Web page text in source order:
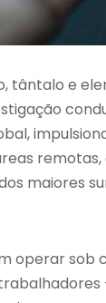
tântalo e
maiores
operar sob